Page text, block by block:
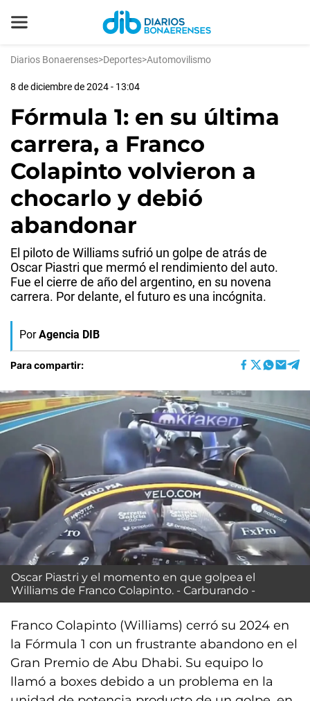
Diarios Bonaerenses>Deportes>Automovilismo
8 de diciembre de 2024 - 13:04
Fórmula 1: en su última
carrera, a Franco
Colapinto volvieron a
chocarlo y debió
abandonar
El piloto de Williams sufrió un golpe de atrás de
Oscar Piastri que mermó el rendimiento del auto.
Fue el cierre de año del argentino, en su novena
carrera. Por delante, el futuro es una incógnita.
Por Agencia DIB
Para compartir:
Oscar Piastri y el momento en que golpea el
Williams de Franco Colapinto. - Carburando -
Franco Colapinto (Williams) cerró su 2024 en
la Fórmula 1 con un frustrante abandono en el
Gran Premio de Abu Dhabi. Su equipo lo
llamó a boxes debido a un problema en la